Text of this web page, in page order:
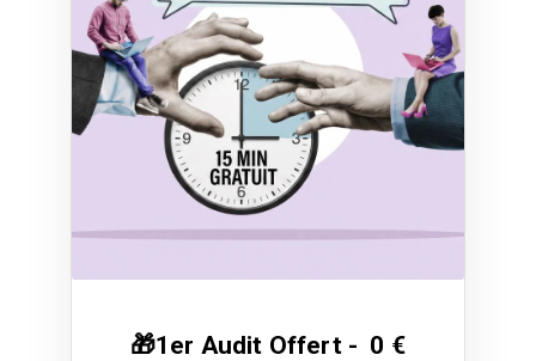
🎁1er Audit Offert - 0 €